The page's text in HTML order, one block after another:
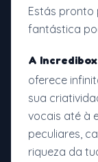
Estás pronto
fantástica
A
oferece
sua
vocais até à
peculiares,
riqueza da